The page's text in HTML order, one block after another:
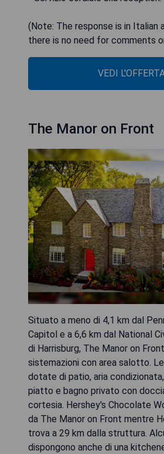
(Note: The response is in Italian
there is no need for comments
VEDI
The Manor on Front
Situato a meno di 4,1 km dal
Capitol e a 6,6 km dal National
di Harrisburg, The Manor on
sistemazioni con area salotto.
dotate di patio, aria
piatto e bagno privato con
cortesia. Hershey's Chocolate
da The Manor on Front mentre
trova a 29 km dalla struttura.
dispongono anche di una